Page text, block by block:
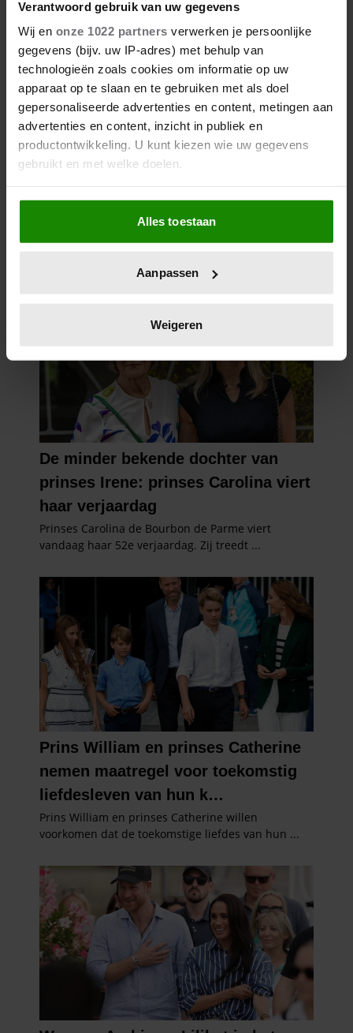
Verantwoord gebruik van uw gegevens
Wij en onze 1022 partners verwerken je persoonlijke
gegevens (bijv. uw IP-adres) met behulp van
technologieën zoals cookies om informatie op uw
apparaat op te slaan en te gebruiken met als doel
gepersonaliseerde advertenties en content, metingen aan
advertenties en content, inzicht in publiek en
productontwikkeling. U kunt kiezen wie uw gegevens
gebruikt en met welke doelen.
Als u het toestaat, willen we ook graag:
Informatie verzamelen over uw geografische
locatie, die tot een paar meter nauwkeurig kan zijn
scannen op specifieke eigenschappen (fingerprinting)
verwerkt en stel uw voorkeuren in het
intrekken in de Cookieverklaring.
We gebruiken cookies om content en advertenties te
personaliseren, om functies voor social media te bieden
en om ons websiteverkeer te analyseren. Ook delen we
informatie over uw gebruik van onze site met onze
partners kunnen deze gegevens combineren met andere
informatie die u aan ze heeft verstrekt of die ze hebben
verzameld op basis van uw gebruik van hun services. U
gaat akkoord met onze cookies als u onze website blijft
Alles toestaan
Aanpassen
Weigeren